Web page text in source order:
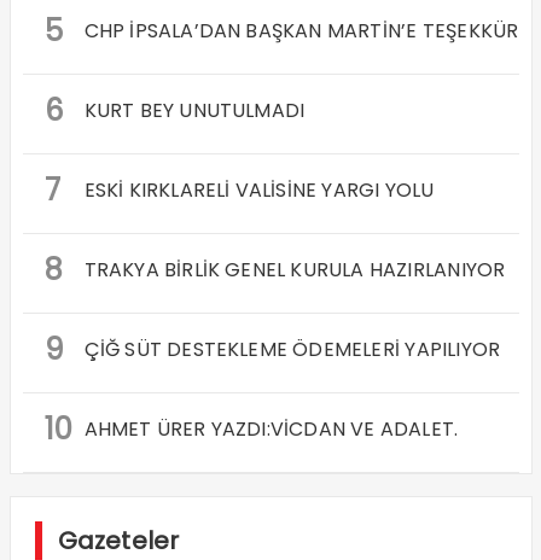
5 CHP İPSALA’DAN BAŞKAN MARTİN’E TEŞEKKÜR
6 KURT BEY UNUTULMADI
7 ESKİ KIRKLARELİ VALİSİNE YARGI YOLU
8 TRAKYA BİRLİK GENEL KURULA HAZIRLANIYOR
9 ÇİĞ SÜT DESTEKLEME ÖDEMELERİ YAPILIYOR
10 AHMET ÜRER YAZDI:VİCDAN VE ADALET.
Gazeteler